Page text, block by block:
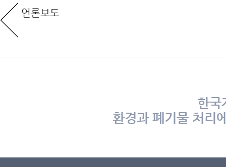
임원현황
역대 회장 · 이사장
언론보도
한국
환경과 폐기물 처리